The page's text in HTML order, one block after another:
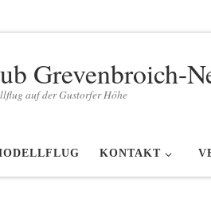
Grevenbroich-
auf der Gustorfer Höhe
KONTAKT